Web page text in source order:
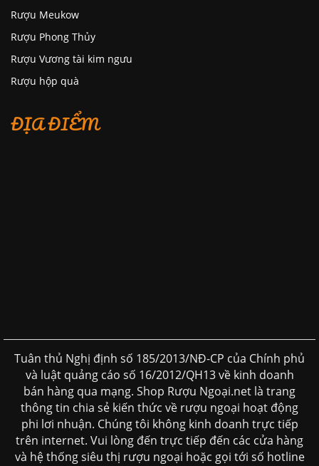
Rượu Meukow
Rượu Phong Thủy
Rượu Vương tài kim ngưu
Rượu hộp quà
ĐỊA ĐIỂM
Tuân thủ Nghị định số 185/2013/NĐ-CP của Chính phủ
và luật quảng cáo số 16/2012/QH13 về kinh doanh
bán hàng qua mạng. Shop Rượu Ngoại.net là trang
thông tin chia sẻ kiến thức về rượu ngoại hoạt động
phi lơi nhuận. Chúng tôi không kinh doanh trực tiếp
trên internet. Vui lòng đến trực tiếp đến các cửa hàng
và hệ thống siêu thị rượu ngoại hoặc gọi tới số hotline